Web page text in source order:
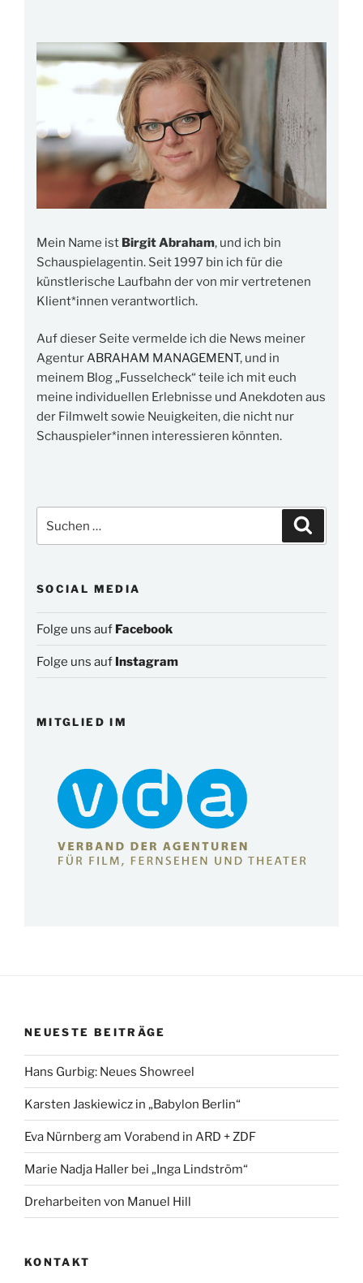
Mein Name ist Birgit Abraham, und ich bin
Schauspielagentin. Seit 1997 bin ich für die
künstlerische Laufbahn der von mir vertretenen
Klient*innen verantwortlich.
Auf dieser Seite vermelde ich die News meiner
AgenturABRAHAM MANAGEMENT, und in
meinem Blog „Fusselcheck“ teile ich mit euch
meine individuellen Erlebnisse und Anekdoten aus
der Filmwelt sowie Neuigkeiten, die nicht nur
Schauspieler*innen interessieren könnten.
nach:
SOCIAL MEDIA
Folge uns auf Facebook
Folge uns auf Instagram
MITGLIED IM
NEUESTE BEITRÄGE
Hans Gurbig: Neues Showreel
Karsten Jaskiewicz in „Babylon Berlin“
Eva Nürnberg am Vorabend in ARD + ZDF
Marie Nadja Haller bei „Inga Lindström“
Dreharbeiten von Manuel Hill
KONTAKT